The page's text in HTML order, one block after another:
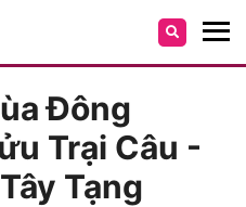
Đông
Trại Câu -
Tạng